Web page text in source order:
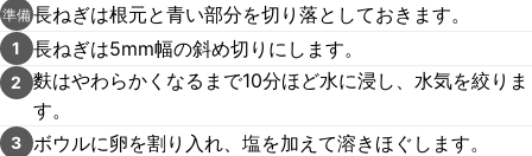
準備長ねぎは根元と青い部分を切り落としておきます。
1 長ねぎは5mm幅の斜め切りにします。
2
麩はやわらかくなるまで10分ほど水に浸し、水気を絞りま
す。
3 ボウルに卵を割り入れ、塩を加えて溶きほぐします。